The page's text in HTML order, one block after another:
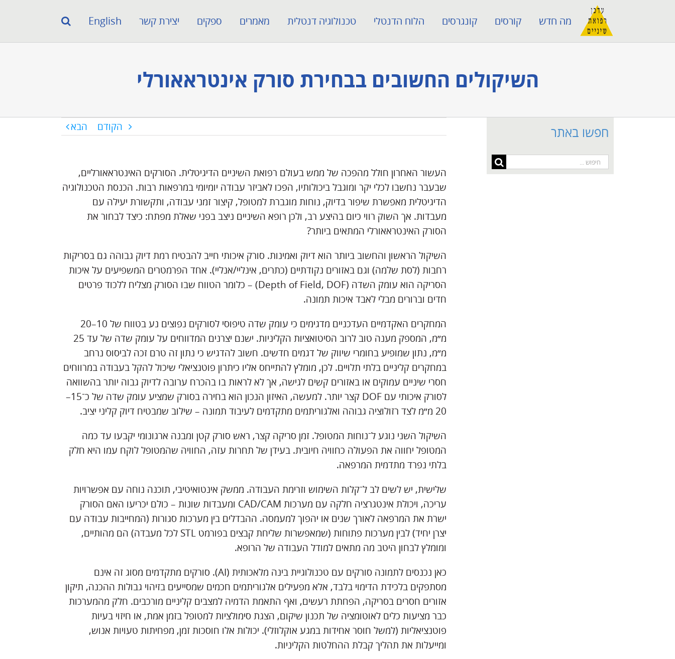
מה חדש קורסים קונגרסים הלוח הדנטלי טכנולוגיה דנטלית מאמרים ספקים יצירת קשר English
השיקולים החשובים בבחירת סורק אינטראאורלי
הקודם הבא
העשור האחרון חולל מהפכה של ממש בעולם רפואת השיניים הדיגיטלית. הסורקים האינטראאורליים,
שבעבר נחשבו לכלי יקר ומוגבל ביכולותיו, הפכו לאביזר עבודה יומיומי במרפאות רבות. הכנסת הטכנולוגיה
הדיגיטלית מאפשרת שיפור בדיוק, נוחות מוגברת למטופל, קיצור זמני עבודה, ותקשורת יעילה עם
מעבדות. אך השוק רווי כיום בהיצע רב, ולכן רופא השיניים ניצב בפני שאלת מפתח: כיצד לבחור את
הסורק האינטראאורלי המתאים ביותר?
השיקול הראשון והחשוב ביותר הוא דיוק ואמינות. סורק איכותי חייב להבטיח רמת דיוק גבוהה גם בסריקות
רחבות (לסת שלמה) וגם באזורים נקודתיים (כתרים, אינליי/אנליי). אחד הפרמטרים המשפיעים על איכות
הסריקה הוא עומק השדה (Depth of Field, DOF) – כלומר הטווח שבו הסורק מצליח ללכוד פרטים
חדים וברורים מבלי לאבד איכות תמונה.
המחקרים האקדמיים העדכניים מדגימים כי עומק שדה טיפוסי לסורקים נפוצים נע בטווח של 10–20
מ״מ, המספק מענה טוב לרוב הסיטואציות הקליניות. ישנם יצרנים המדווחים על עומק שדה של עד 25
מ״מ, נתון שמופיע בחומרי שיווק של דגמים חדשים. חשוב להדגיש כי נתון זה טרם זכה לביסוס נרחב
במחקרים קליניים בלתי תלויים. לכן, מומלץ להתייחס אליו כיתרון פוטנציאלי שיכול להקל בעבודה במרווחים
חסרי שיניים עמוקים או באזורים קשים לגישה, אך לא לראות בו בהכרח ערובה לדיוק גבוה יותר בהשוואה
לסורק איכותי עם DOF קצר יותר. למעשה, האיזון הנכון הוא בחירה בסורק שמציע עומק שדה של כ־15–
20 מ״מ לצד רזולוציה גבוהה ואלגוריתמים מתקדמים לעיבוד תמונה – שילוב שמבטיח דיוק קליני יציב.
השיקול השני נוגע ל־נוחות המטופל. זמן סריקה קצר, ראש סורק קטן ומבנה ארגונומי יקבעו עד כמה
המטופל יחווה את הפעולה כחוויה חיובית. בעידן של תחרות עזה, החוויה שהמטופל לוקח עמו היא חלק
בלתי נפרד מתדמית המרפאה.
שלישית, יש לשים לב ל־קלות השימוש וזרימת העבודה. ממשק אינטואיטיבי, תוכנה נוחה עם אפשרויות
עריכה, ויכולת אינטגרציה חלקה עם מערכות CAD/CAM ומעבדות שונות – כולם יכריעו האם הסורק
ישרת את המרפאה לאורך שנים או יהפוך למעמסה. ההבדלים בין מערכות סגורות (המחייבות עבודה עם
יצרן יחיד) לבין מערכות פתוחות (שמאפשרות שליחת קבצים בפורמט STL לכל מעבדה) הם מהותיים,
ומומלץ לבחון היטב מה מתאים למודל העבודה של הרופא.
כאן נכנסים לתמונה סורקים עם טכנולוגיית בינה מלאכותית (AI). סורקים מתקדמים מסוג זה אינם
מסתפקים בלכידת הדימוי בלבד, אלא מפעילים אלגוריתמים חכמים שמסייעים בזיהוי גבולות ההכנה, תיקון
אזורים חסרים בסריקה, הפחתת רעשים, ואף התאמת הדמיה למצבים קליניים מורכבים. חלק מהמערכות
כבר מציעות כלים לאוטומציה של תכנון שיקום, הצגת סימולציות למטופל בזמן אמת, או חיזוי בעיות
פוטנציאליות (למשל חוסר אחידות במגע אוקלוזלי). יכולות אלו חוסכות זמן, מפחיתות טעויות אנוש,
ומייעלות את תהליך קבלת ההחלטות הקליניות.
חפשו באתר
חיפוש...